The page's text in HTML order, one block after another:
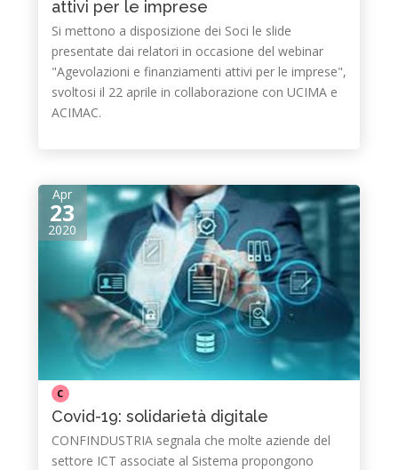
attivi per le imprese
Si mettono a disposizione dei Soci le slide
presentate dai relatori in occasione del webinar
"Agevolazioni e finanziamenti attivi per le imprese",
svoltosi il 22 aprile in collaborazione con UCIMA e
ACIMAC.
Apr
23
2020
C
Covid-19: solidarietà digitale
CONFINDUSTRIA segnala che molte aziende del
settore ICT associate al Sistema propongono